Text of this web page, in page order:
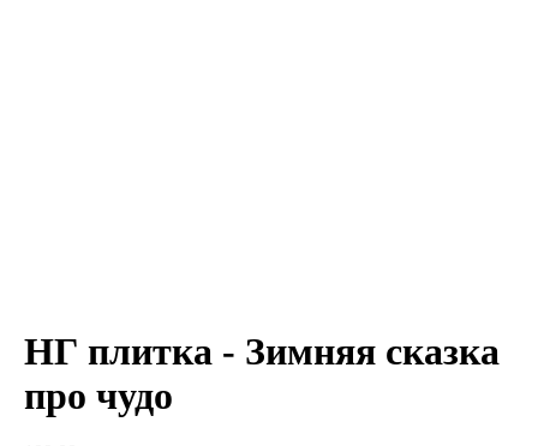
НГ плитка - Зимняя сказка
про чудо